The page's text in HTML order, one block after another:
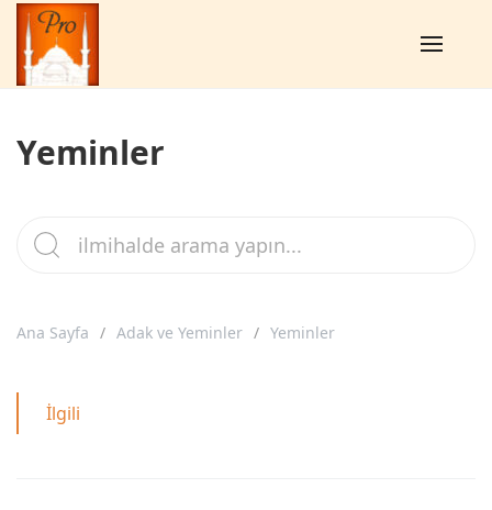
Yeminler
Ana Sayfa Adak ve Yeminler Yeminler
İlgili